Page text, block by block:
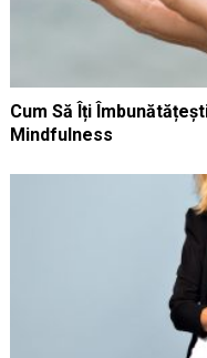
Cum Să Îți
Mindfulness